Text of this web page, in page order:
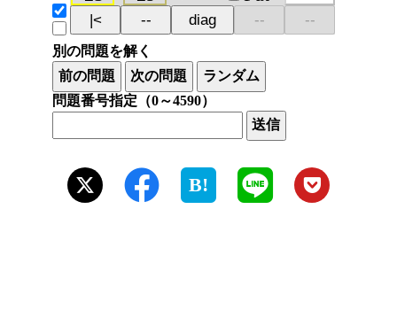
別の問題を解く
問題番号指定（0～4590）
B!